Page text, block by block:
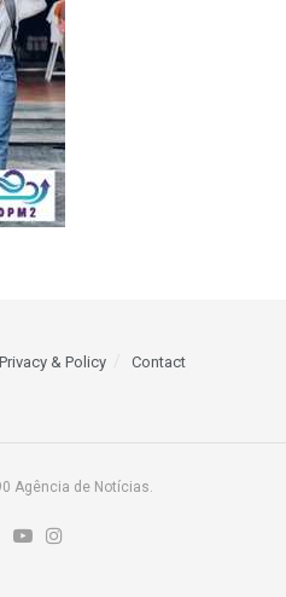
Privacy & Policy Contact
Agência de Notícias.